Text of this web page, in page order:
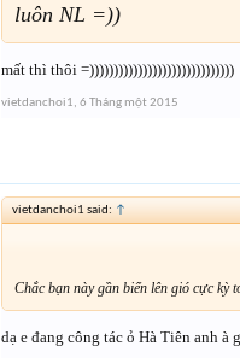
luôn NL =))
mất thì thôi =))))))))))))))))))))))))))))))
vietdanchoi1, 6 Tháng một 2015
vietdanchoi1 said: ↑
Chắc bạn này gần biển lên gió cực kỳ
dạ e đang công tác ỏ Hà Tiên anh à